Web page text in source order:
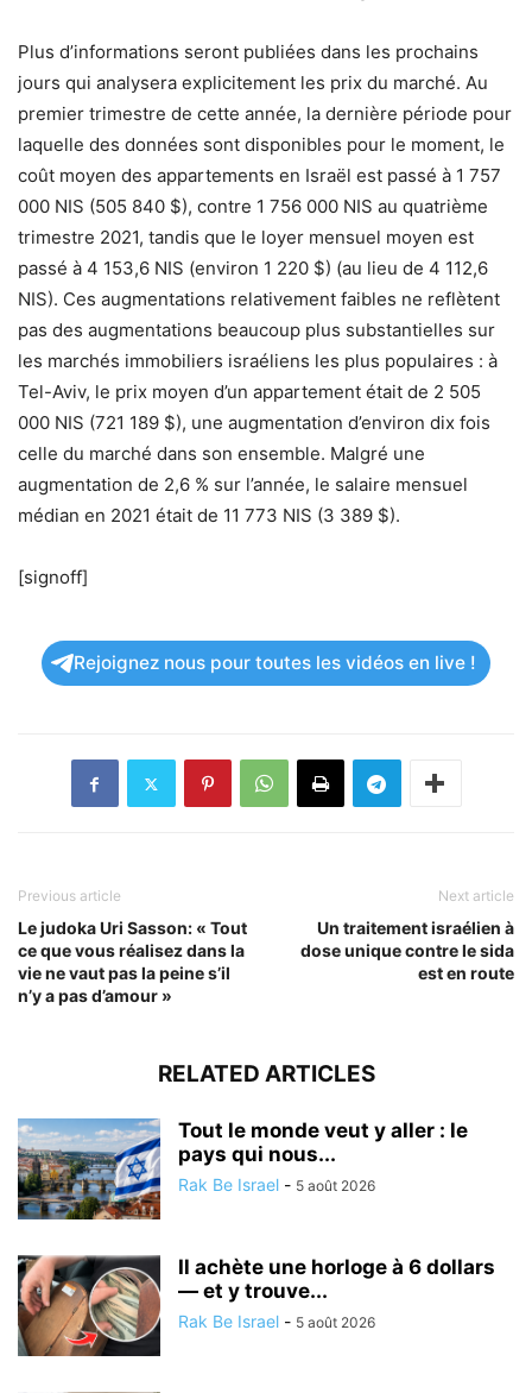
Plus d’informations seront publiées dans les prochains
jours qui analysera explicitement les prix du marché. Au
premier trimestre de cette année, la dernière période pour
laquelle des données sont disponibles pour le moment, le
coût moyen des appartements en Israël est passé à 1 757
000 NIS (505 840 $), contre 1 756 000 NIS au quatrième
trimestre 2021, tandis que le loyer mensuel moyen est
passé à 4 153,6 NIS (environ 1 220 $) (au lieu de 4 112,6
NIS). Ces augmentations relativement faibles ne reflètent
pas des augmentations beaucoup plus substantielles sur
les marchés immobiliers israéliens les plus populaires : à
Tel-Aviv, le prix moyen d’un appartement était de 2 505
000 NIS (721 189 $), une augmentation d’environ dix fois
celle du marché dans son ensemble. Malgré une
augmentation de 2,6 % sur l’année, le salaire mensuel
médian en 2021 était de 11 773 NIS (3 389 $).
[signoff]
Rejoignez nous pour toutes les vidéos en live !
Previous article
Le judoka Uri Sasson: « Tout
ce que vous réalisez dans la
vie ne vaut pas la peine s’il
n’y a pas d’amour »
Next article
Un traitement israélien à
dose unique contre le sida
est en route
RELATED ARTICLES
Tout le monde veut y aller : le
pays qui nous...
Rak Be Israel - 5 août 2026
Il achète une horloge à 6 dollars
— et y trouve...
Rak Be Israel - 5 août 2026